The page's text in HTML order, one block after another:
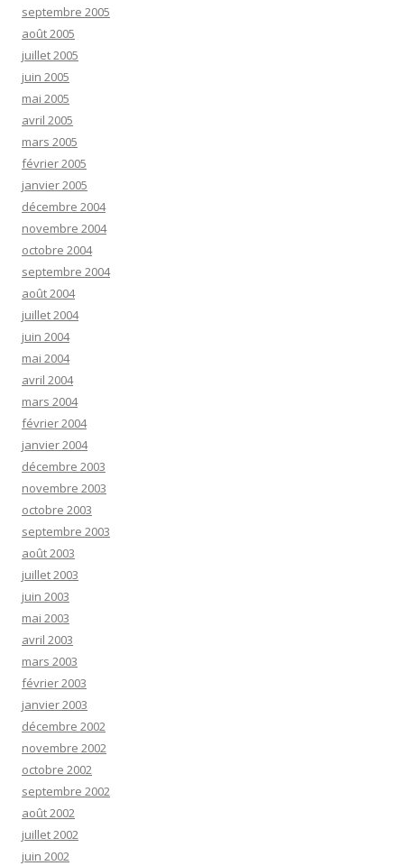
septembre 2005
août 2005
juillet 2005
juin 2005
mai 2005
avril 2005
mars 2005
février 2005
janvier 2005
décembre 2004
novembre 2004
octobre 2004
septembre 2004
août 2004
juillet 2004
juin 2004
mai 2004
avril 2004
mars 2004
février 2004
janvier 2004
décembre 2003
novembre 2003
octobre 2003
septembre 2003
août 2003
juillet 2003
juin 2003
mai 2003
avril 2003
mars 2003
février 2003
janvier 2003
décembre 2002
novembre 2002
octobre 2002
septembre 2002
août 2002
juillet 2002
juin 2002